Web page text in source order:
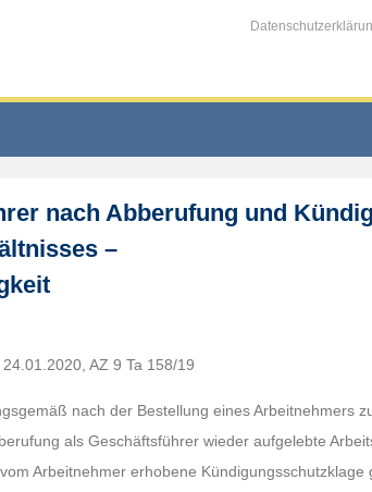
nach Abberufung und
–
AZ 9 Ta 158/19
nach der Bestellung eines Arbeitnehmers
als Geschäftsführer wieder aufgelebte
Arbeitnehmer erhobene Kündigungsschutzklage